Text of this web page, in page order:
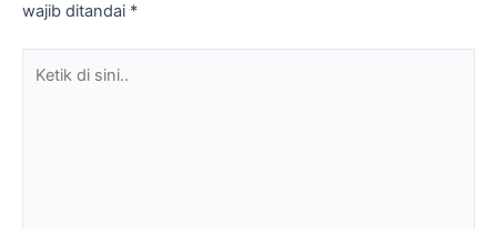
wajib ditandai *